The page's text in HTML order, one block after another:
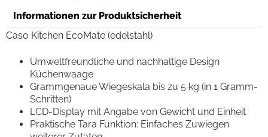
Informationen zur Produktsicherheit
Caso Kitchen EcoMate (edelstahl)
Umweltfreundliche und nachhaltige Design
Küchenwaage
Grammgenaue Wiegeskala bis zu 5 kg (in 1 Gramm-
Schritten)
LCD-Display mit Angabe von Gewicht und Einheit
Praktische Tara Funktion: Einfaches Zuwiegen